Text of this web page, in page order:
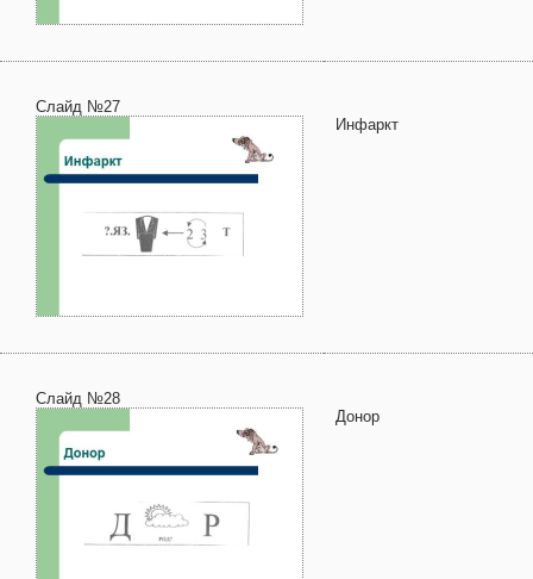
Слайд №27
Инфаркт
Слайд №28
Донор